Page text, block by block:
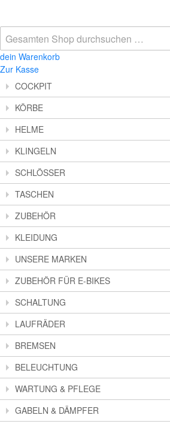
dein Warenkorb
Zur Kasse
COCKPIT
KÖRBE
HELME
KLINGELN
SCHLÖSSER
TASCHEN
ZUBEHÖR
KLEIDUNG
UNSERE MARKEN
ZUBEHÖR FÜR E-BIKES
SCHALTUNG
LAUFRÄDER
BREMSEN
BELEUCHTUNG
WARTUNG & PFLEGE
GABELN & DÄMPFER